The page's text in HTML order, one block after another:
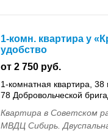
1-комн. квартира у
удобство
от 2 750 руб.
1-комнатная квартира, 38
78 Добровольческой
Квартира в Советском
МВДЦ Сибирь.